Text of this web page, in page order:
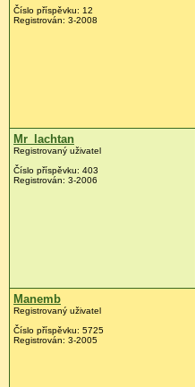
Číslo příspěvku: 12
Registrován: 3-2008
Mr_lachtan
Registrovaný uživatel
Číslo příspěvku: 403
Registrován: 3-2006
Manemb
Registrovaný uživatel
Číslo příspěvku: 5725
Registrován: 3-2005